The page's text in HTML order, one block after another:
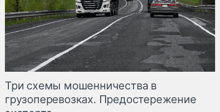
Три схемы мошенничества в
грузоперевозках. Предостережение